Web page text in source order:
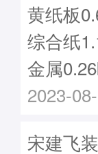
黄纸板
综合纸
金属
2023-
宋建飞